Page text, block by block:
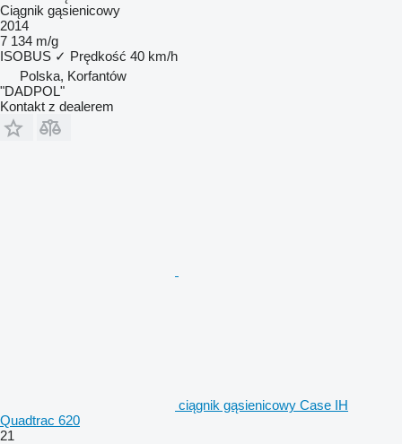
Ciągnik gąsienicowy
2014
7 134 m/g
ISOBUS ✓ Prędkość 40 km/h
Polska, Korfantów
"DADPOL"
Kontakt z dealerem
ciągnik gąsienicowy Case IH
Quadtrac 620
21